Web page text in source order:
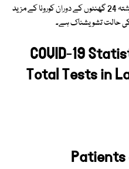
قومی ادارہ صحت (این آئی ایچ ) کے مطابق گزشتہ 24 گھنٹوں کے دوران کورونا کے مزید
COVID-19
Total Tests in
Patients